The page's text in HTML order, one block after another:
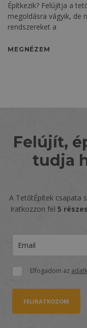
Építkezik? Felújítja a
megoldásra vágyik, de
rendszereket a
MEGNÉZEM
Felújít,
tudja
A TetőtÉpítek csapata
Iratkozzon fel 5
Elfogadom az
FELIRATKOZOM